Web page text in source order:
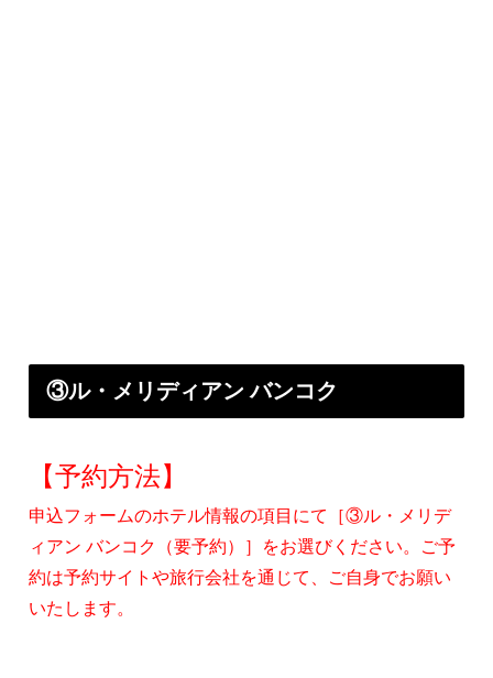
③ル・メリディアン バンコク
【予約方法】
申込フォームのホテル情報の項目にて［③ル・メリデ
ィアン バンコク（要予約）］をお選びください。ご予
約は予約サイトや旅行会社を通じて、ご自身でお願い
いたします。